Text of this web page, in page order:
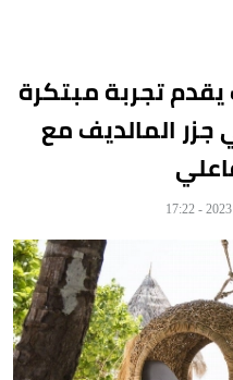
تجربة مبتكرة
جزر المالديف مع